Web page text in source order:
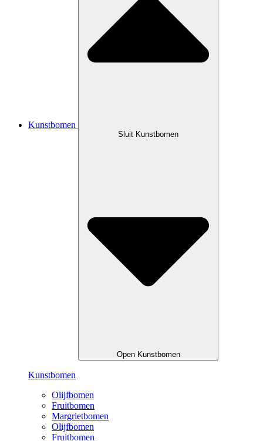
Kunstbomen
Sluit Kunstbomen
Open Kunstbomen
Kunstbomen
Olijfbomen
Fruitbomen
Margrietbomen
Olijfbomen
Fruitbomen